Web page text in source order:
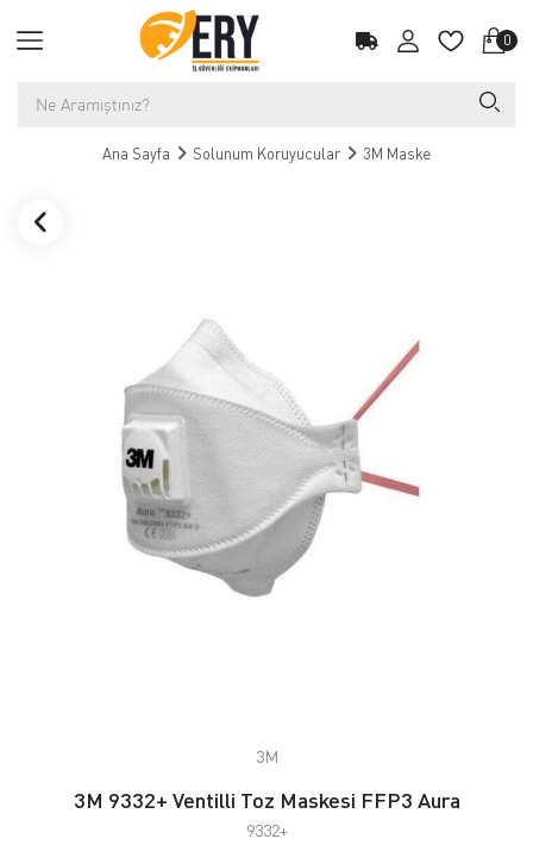
0
Ana Sayfa Solunum Koruyucular 3M Maske
3M
3M 9332+ Ventilli Toz Maskesi FFP3 Aura
9332+